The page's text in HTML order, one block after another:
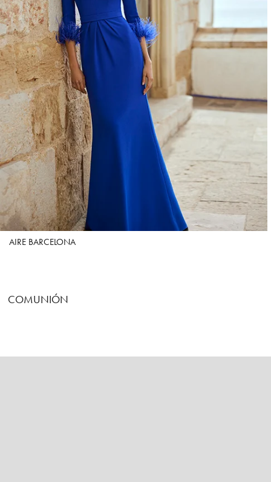
AIRE BARCELONA
COMUNIÓN